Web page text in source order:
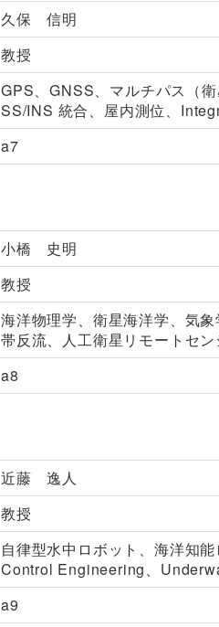
久保 信明
教授
GPS、GNSS、マルチパス（
SS/INS 統合、屋内測位、
a7
小橋 史明
教授
海洋物理学、衛星海洋学、気
帯反流、人工衛星リモートセ
a8
近藤 逸人
教授
自律型水中ロボット、海洋知
Control Engineering、
a9